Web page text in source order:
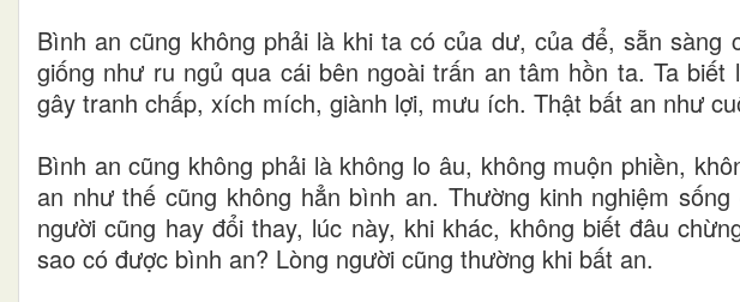
Bình an cũng không phải là khi ta có của dư, của để, sẵn
giống như ru ngủ qua cái bên ngoài trấn an tâm hồn ta. Ta
gây tranh chấp, xích mích, giành lợi, mưu ích. Thật bất an như
Bình an cũng không phải là không lo âu, không muộn phiền,
an như thế cũng không hẳn bình an. Thường kinh nghiệm
người cũng hay đổi thay, lúc này, khi khác, không biết đâu
sao có được bình an? Lòng người cũng thường khi bất an.